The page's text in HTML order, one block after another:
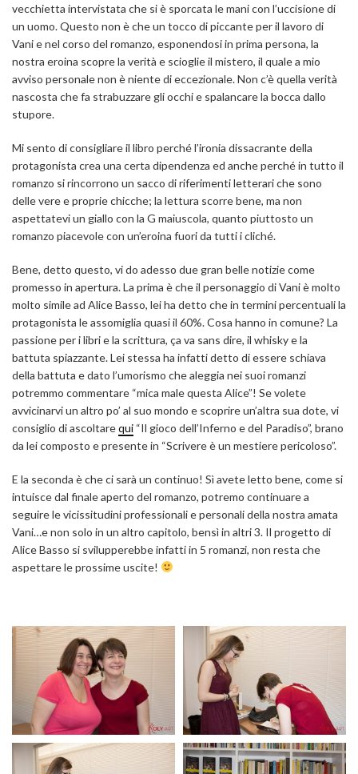
vecchietta intervistata che si è sporcata le mani con l’uccisione di
un uomo. Questo non è che un tocco di piccante per il lavoro di
Vani e nel corso del romanzo, esponendosi in prima persona, la
nostra eroina scopre la verità e scioglie il mistero, il quale a mio
avviso personale non è niente di eccezionale. Non c’è quella verità
nascosta che fa strabuzzare gli occhi e spalancare la bocca dallo
stupore.
Mi sento di consigliare il libro perché l’ironia dissacrante della
protagonista crea una certa dipendenza ed anche perché in tutto il
romanzo si rincorrono un sacco di riferimenti letterari che sono
delle vere e proprie chicche; la lettura scorre bene, ma non
aspettatevi un giallo con la G maiuscola, quanto piuttosto un
romanzo piacevole con un’eroina fuori da tutti i cliché.
Bene, detto questo, vi do adesso due gran belle notizie come
promesso in apertura. La prima è che il personaggio di Vani è molto
molto simile ad Alice Basso, lei ha detto che in termini percentuali la
protagonista le assomiglia quasi il 60%. Cosa hanno in comune? La
passione per i libri e la scrittura, ça va sans dire, il whisky e la
battuta spiazzante. Lei stessa ha infatti detto di essere schiava
della battuta e dato l’umorismo che aleggia nei suoi romanzi
potremmo commentare “mica male questa Alice”! Se volete
avvicinarvi un altro po’ al suo mondo e scoprire un’altra sua dote, vi
consiglio di ascoltarequi “Il gioco dell’Inferno e del Paradiso”, brano
da lei composto e presente in “Scrivere è un mestiere pericoloso”.
E la seconda è che ci sarà un continuo! Sì avete letto bene, come si
intuisce dal finale aperto del romanzo, potremo continuare a
seguire le vicissitudini professionali e personali della nostra amata
Vani…e non solo in un altro capitolo, bensì in altri 3. Il progetto di
Alice Basso si svilupperebbe infatti in 5 romanzi, non resta che
aspettare le prossime uscite!